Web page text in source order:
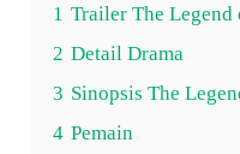
1 Trailer The Legend
2 Detail Drama
3 Sinopsis The
4 Pemain